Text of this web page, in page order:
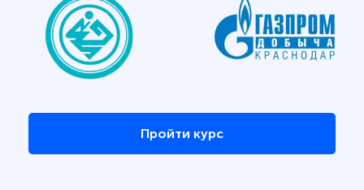
Пройти курс